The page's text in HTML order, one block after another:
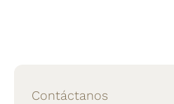
Contáctanos